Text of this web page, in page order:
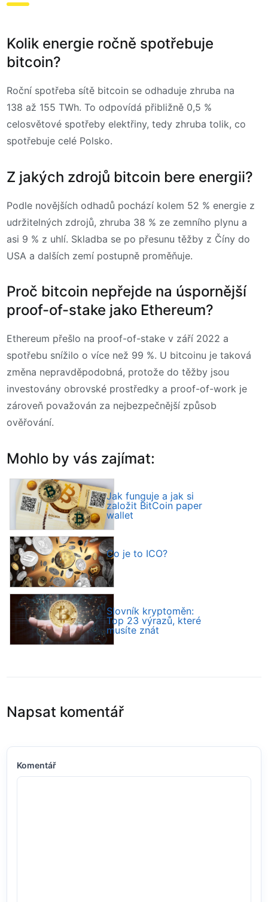
Kolik energie ročně spotřebuje
bitcoin?
Roční spotřeba sítě bitcoin se odhaduje zhruba na
138 až 155 TWh. To odpovídá přibližně 0,5 %
celosvětové spotřeby elektřiny, tedy zhruba tolik, co
spotřebuje celé Polsko.
Z jakých zdrojů bitcoin bere energii?
Podle novějších odhadů pochází kolem 52 % energie z
udržitelných zdrojů, zhruba 38 % ze zemního plynu a
asi 9 % z uhlí. Skladba se po přesunu těžby z Číny do
USA a dalších zemí postupně proměňuje.
Proč bitcoin nepřejde na úspornější
proof-of-stake jako Ethereum?
Ethereum přešlo na proof-of-stake v září 2022 a
spotřebu snížilo o více než 99 %. U bitcoinu je taková
změna nepravděpodobná, protože do těžby jsou
investovány obrovské prostředky a proof-of-work je
zároveň považován za nejbezpečnější způsob
ověřování.
Mohlo by vás zajímat:
Jak funguje a jak si
založit BitCoin paper
wallet
Co je to ICO?
Slovník kryptoměn:
Top 23 výrazů, které
musíte znát
Napsat komentář
Komentář